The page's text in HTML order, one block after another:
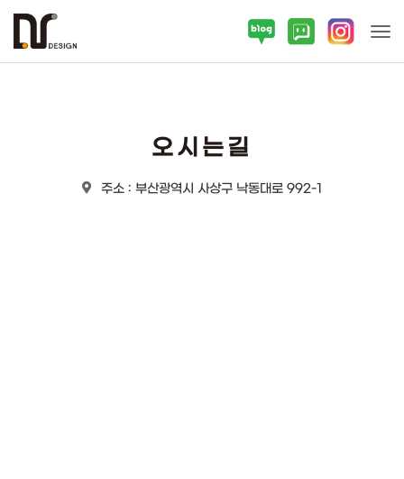
오시는길
주소 : 부산광역시 사상구 낙동대로 992-1